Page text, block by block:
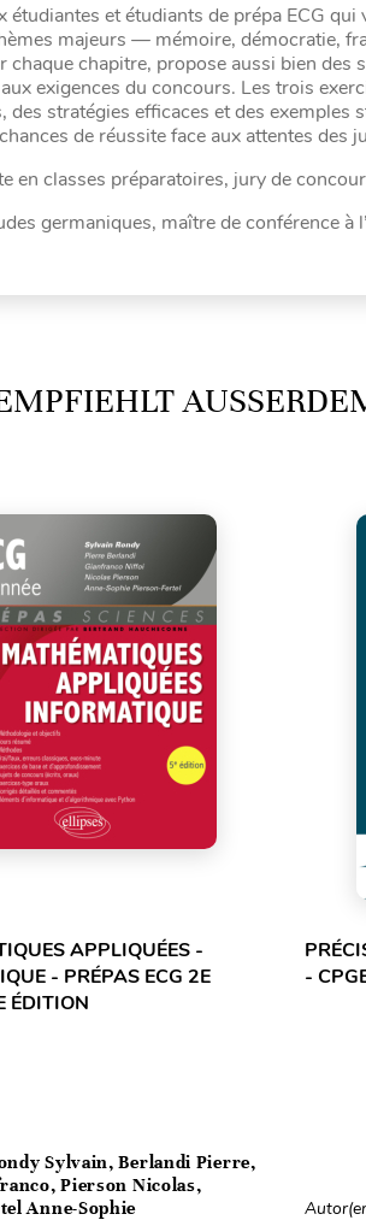
et étudiants de prépa ECG qui
majeurs — mémoire, démocratie,
chapitre, propose aussi bien des
exigences du concours. Les trois
stratégies efficaces et des exemples
de réussite face aux attentes des
en classes préparatoires, jury de
germaniques, maître de conférence à
AUSSERDEM
APPLIQUÉES -
- PRÉPAS ECG 2E
ÉDITION
Sylvain, Berlandi Pierre,
Pierson Nicolas,
Anne-Sophie
-